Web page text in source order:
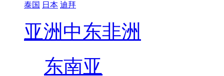
泰国 日本 迪拜
亚洲 中东非洲
东南亚